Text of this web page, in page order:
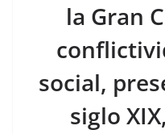
la Gran
social,
siglo